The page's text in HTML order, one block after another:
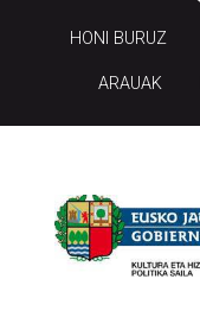
HONI BURUZ
ARAUAK